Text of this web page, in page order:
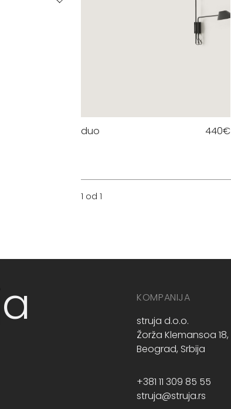
duo 440€
1 od 1
KOMPANIJA
struja d.o.o.
Žorža Klemansoa 18,
Beograd, Srbija
+381 11 309 85 55
struja@struja.rs